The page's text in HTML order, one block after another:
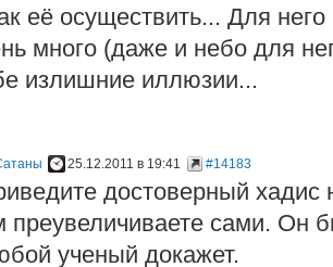
её осуществить... Для него
много (даже и небо для
излишние иллюзии...
25.12.2011 в 19:41 #14183
достоверный хадис
сами. Он
ученый докажет.